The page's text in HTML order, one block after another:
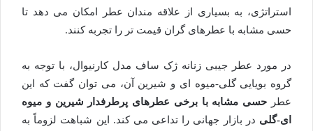
استراتژی، به بسیاری از علاقه مندان عطر امکان می دهد تا
حسی مشابه با عطرهای گران قیمت تر را تجربه کنند.
در مورد عطر جیبی زنانه ژک ساف مدل کارنیوال، با توجه به
گروه بویایی گلی-میوه ای و شیرین آن، می توان گفت که این
عطر حسی مشابه با برخی عطرهای پرطرفدار شیرین و میوه
ای-گلی در بازار جهانی را تداعی می کند. این شباهت لزوماً به